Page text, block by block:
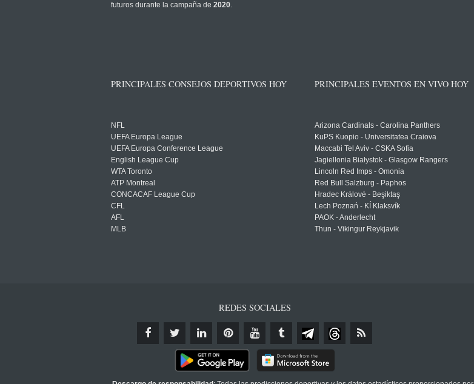
futuros durante la campaña de 2020.
PRINCIPALES CONSEJOS DEPORTIVOS HOY
NFL
UEFA Europa League
UEFA Europa Conference League
English League Cup
WTA Toronto
ATP Montreal
CONCACAF League Cup
CFL
AFL
MLB
PRINCIPALES EVENTOS EN VIVO HOY
Arizona Cardinals - Carolina Panthers
KuPS Kuopio - Universitatea Craiova
Maccabi Tel Aviv - CSKA Sofia
Jagiellonia Białystok - Glasgow Rangers
Lincoln Red Imps - Omonia
Red Bull Salzburg - Paphos
Hradec Králové - Beşiktaş
Lech Poznań - KÍ Klaksvík
PAOK - Anderlecht
Thun - Vikingur Reykjavik
REDES SOCIALES